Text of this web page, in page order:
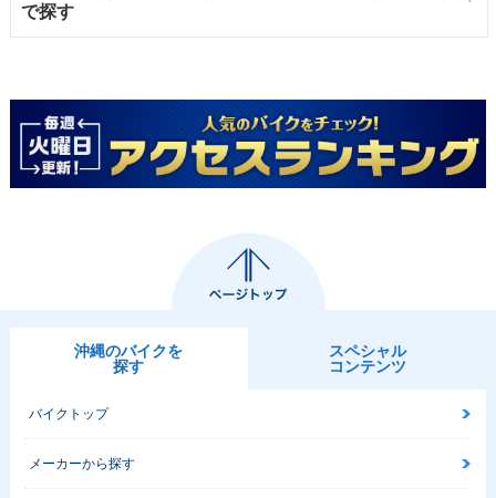
で探す
沖縄のバイクを
探す
スペシャル
コンテンツ
バイクトップ
メーカーから探す